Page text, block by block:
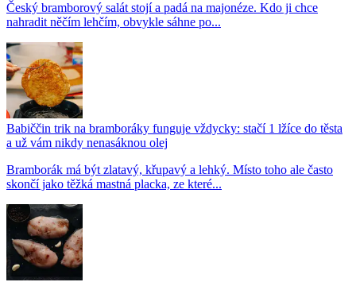
Český bramborový salát stojí a padá na majonéze. Kdo ji chce
nahradit něčím lehčím, obvykle sáhne po...
Babiččin trik na bramboráky funguje vždycky: stačí 1 lžíce do těsta
a už vám nikdy nenasáknou olej
Bramborák má být zlatavý, křupavý a lehký. Místo toho ale často
skončí jako těžká mastná placka, ze které...